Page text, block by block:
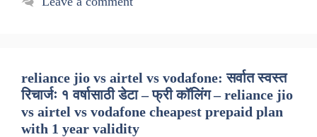
reliance jio vs airtel vs vodafone: सर्वात स्वस्त
रिचार्जः १ वर्षासाठी डेटा – फ्री कॉलिंग – reliance jio
vs airtel vs vodafone cheapest prepaid plan
with 1 year validity